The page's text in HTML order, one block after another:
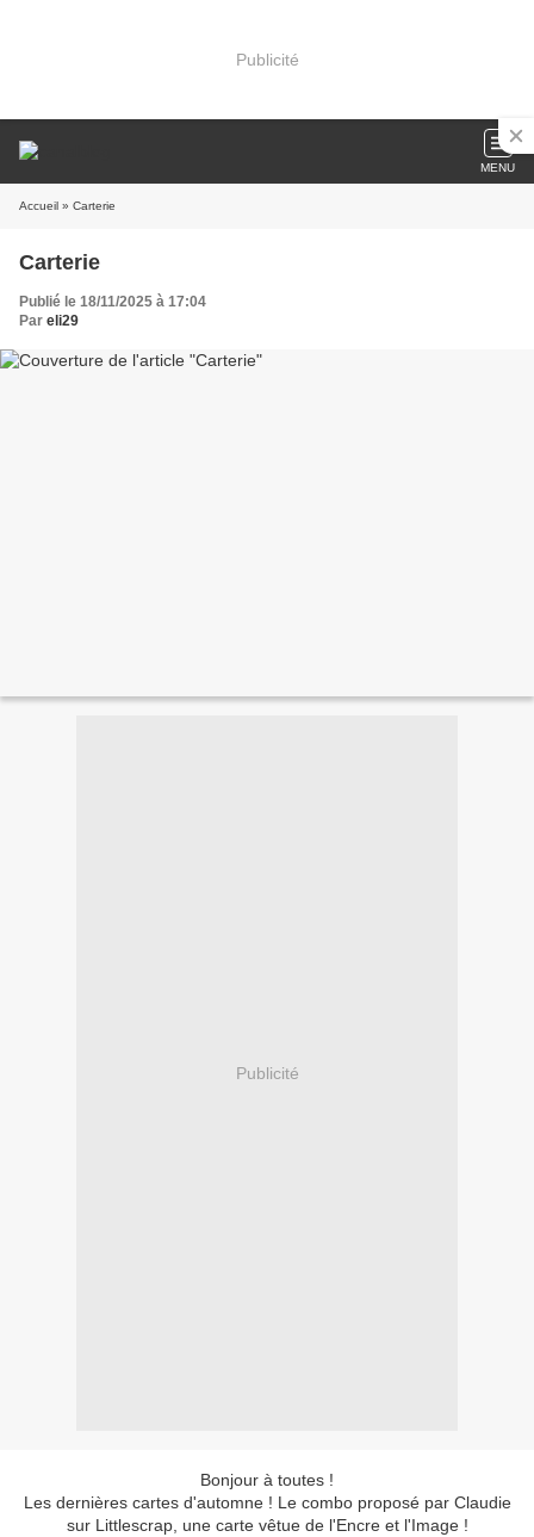
Publicité
MENU
Accueil » Carterie
Carterie
Publié le 18/11/2025 à 17:04
Par eli29
Publicité
Bonjour à toutes !
Les dernières cartes d'automne ! Le combo proposé par Claudie
sur Littlescrap, une carte vêtue de l'Encre et l'Image !